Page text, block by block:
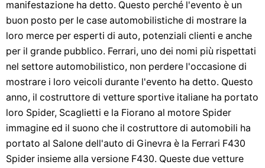
manifestazione ha detto. Questo perché l'evento è un
buon posto per le case automobilistiche di mostrare la
loro merce per esperti di auto, potenziali clienti e anche
per il grande pubblico. Ferrari, uno dei nomi più rispettati
nel settore automobilistico, non perdere l'occasione di
mostrare i loro veicoli durante l'evento ha detto. Questo
anno, il costruttore di vetture sportive italiane ha portato
loro Spider, Scaglietti e la Fiorano al motore Spider
immagine ed il suono che il costruttore di automobili ha
portato al Salone dell'auto di Ginevra è la Ferrari F430
Spider insieme alla versione F430. Queste due vetture